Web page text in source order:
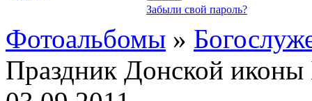
Забыли свой пароль?
Фотоальбомы »
Праздник Донской